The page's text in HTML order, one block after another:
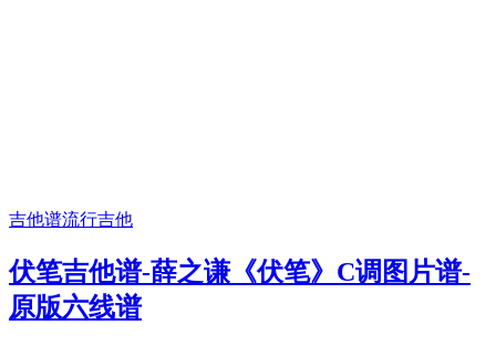
吉他谱流行吉他
伏笔吉他谱-薛之谦《伏笔》C调图片谱-
原版六线谱